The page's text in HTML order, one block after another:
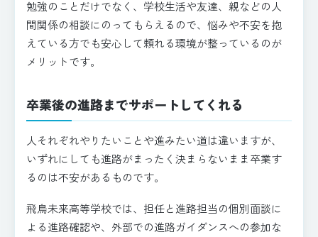
勉強のことだけでなく、学校生活や友達、親などの人
間関係の相談にのってもらえるので、悩みや不安を抱
えている方でも安心して頼れる環境が整っているのが
メリットです。
卒業後の進路までサポートしてくれる
人それぞれやりたいことや進みたい道は違いますが、
いずれにしても進路がまったく決まらないまま卒業す
るのは不安があるものです。
飛鳥未来高等学校では、担任と進路担当の個別面談に
よる進路確認や、外部での進路ガイダンスへの参加な